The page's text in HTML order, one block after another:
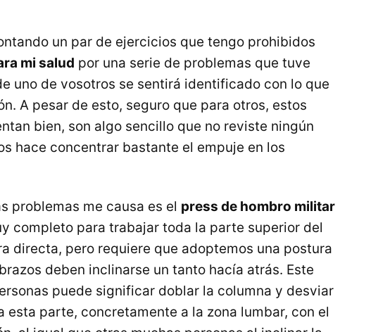
un par de ejercicios que tengo prohibidos
mi salud por una serie de problemas que tuve
uno de vosotros se sentirá identificado con lo que
A pesar de esto, seguro que para otros, estos
bien, son algo sencillo que no reviste ningún
hace concentrar bastante el empuje en los
problemas me causa es el press de hombro militar
completo para trabajar toda la parte superior del
directa, pero requiere que adoptemos una postura
deben inclinarse un tanto hacía atrás. Este
puede significar doblar la columna y desviar
parte, concretamente a la zona lumbar, con el